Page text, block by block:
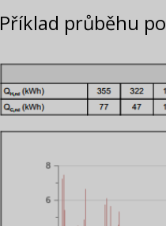
Příklad průběhu